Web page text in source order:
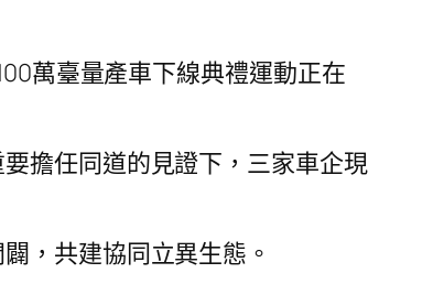
萬臺量產車下線典禮運動正在
擔任同道的見證下，三家車企現
，共建協同立異生態。